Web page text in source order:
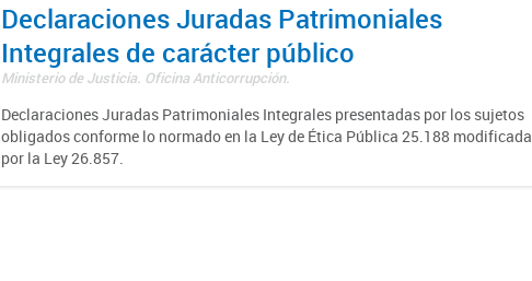
Declaraciones Juradas Patrimoniales
Integrales de carácter público
Ministerio de Justicia. Oficina Anticorrupción.
Declaraciones Juradas Patrimoniales Integrales presentadas por los sujetos
obligados conforme lo normado en la Ley de Ética Pública 25.188 modificada
por la Ley 26.857.